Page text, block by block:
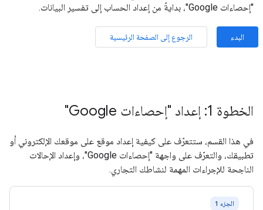
"إحصاءات Google"، بدايةً من إعداد الحساب إلى تفسير البيانات.
البدء الرجوع إلى الصفحة الرئيسية
الخطوة 1: إعداد "إحصاءات Google"
في هذا القسم، ستتعرّف على كيفية إعداد موقع على موقعك الإلكتروني أو
تطبيقك، والتعرّف على واجهة "إحصاءات Google"، وإعداد الإحالات
الناجحة للإجراءات المهمة لنشاطك التجاري.
الجزء 1